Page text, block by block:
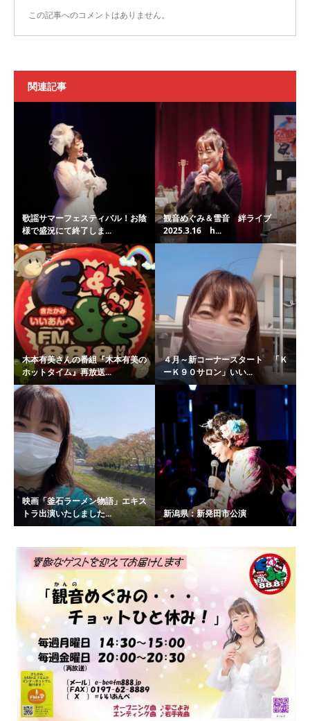
この記事へのコメントはありません。
関連記事
歌謡サマーフェスティバル！お陰
様で盛況にて終了しま...
観音めぐみ＆雪音 絆ライブ
2025.3.16 h...
木本有美さんの番組『木本有美の
ホットタイム』再放送...
４月～新コーナースタート 「Ｋ
ーＫ９０サロン」いい...
映画「釜石ラーメン物語」エキス
トラ出演いたしました...
新潟県：新発田市公演